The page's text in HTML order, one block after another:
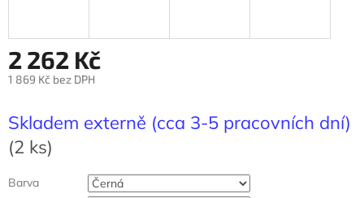
2 262 Kč
1 869 Kč bez DPH
cena:
Skladem externě (cca 3-5 pracovních dní)
(2 ks)
Barva